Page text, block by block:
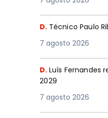
D. Técnico Paulo
7 agosto 2026
D. Luís Fernandes
2029
7 agosto 2026